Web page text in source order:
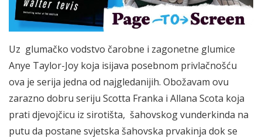
Uz glumačko vodstvo čarobne i zagonetne glumice
Anye Taylor-Joy koja isijava posebnom privlačnošću
ova je serija jedna od najgledanijih. Obožavam ovu
zarazno dobru seriju Scotta Franka i Allana Scota koja
prati djevojčicu iz sirotišta, šahovskog vunderkinda na
putu da postane svjetska šahovska prvakinja dok se